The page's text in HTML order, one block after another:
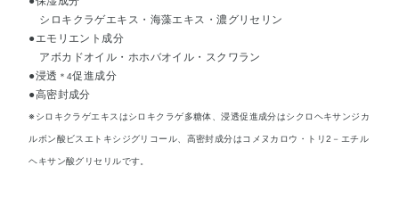
シロキクラゲエキス・海藻エキス・濃グリセリン
●エモリエント成分
アボカドオイル・ホホバオイル・スクワラン
●浸透 ＊4促進成分
●高密封成分
※シロキクラゲエキスはシロキクラゲ多糖体、浸透促進成分はシクロヘキサンジカ
ルボン酸ビスエトキシジグリコール、高密封成分はコメヌカロウ・トリ2－エチル
ヘキサン酸グリセリルです。